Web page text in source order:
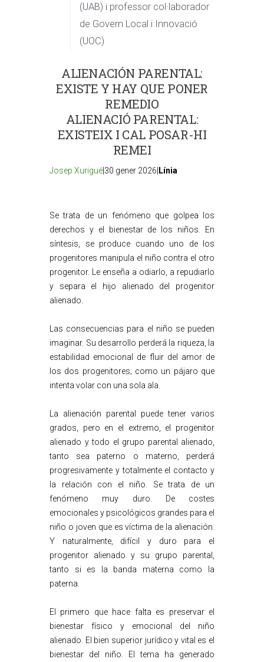
(UAB) i professor col·laborador
de Govern Local i Innovació
(UOC)
ALIENACIÓN PARENTAL:
EXISTE Y HAY QUE PONER
REMEDIO
ALIENACIÓ PARENTAL:
EXISTEIX I CAL POSAR-HI
REMEI
Josep Xurigué |30 gener 2026| Línia
Se trata de un fenómeno que golpea los
derechos y el bienestar de los niños. En
síntesis, se produce cuando uno de los
progenitores manipula el niño contra el otro
progenitor. Le enseña a odiarlo, a repudiarlo
y separa el hijo alienado del progenitor
alienado.
Las consecuencias para el niño se pueden
imaginar. Su desarrollo perderá la riqueza, la
estabilidad emocional de fluir del amor de
los dos progenitores; como un pájaro que
intenta volar con una sola ala.
La alienación parental puede tener varios
grados, pero en el extremo, el progenitor
alienado y todo el grupo parental alienado,
tanto sea paterno o materno, perderá
progresivamente y totalmente el contacto y
la relación con el niño. Se trata de un
fenómeno muy duro. De costes
emocionales y psicológicos grandes para el
niño o joven que es víctima de la alienación.
Y naturalmente, difícil y duro para el
progenitor alienado y su grupo parental,
tanto si es la banda materna como la
paterna.
El primero que hace falta es preservar el
bienestar físico y emocional del niño
alienado. El bien superior jurídico y vital es el
bienestar del niño. El tema ha generado